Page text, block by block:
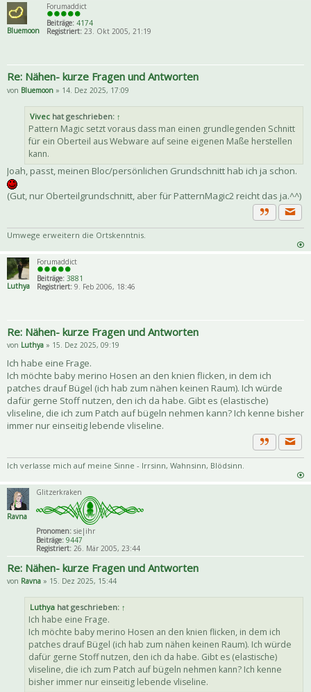
Bluemoon
Forumaddict
Beiträge: 4174
Registriert: 23. Okt 2005, 21:19
Re: Nähen- kurze Fragen und Antworten
von Bluemoon » 14. Dez 2025, 17:09
Vivec hat geschrieben: ↑
Pattern Magic setzt voraus dass man einen grundlegenden Schnitt
für ein Oberteil aus Webware auf seine eigenen Maße herstellen
kann.
Joah, passt, meinen Bloc/persönlichen Grundschnitt hab ich ja schon.
(Gut, nur Oberteilgrundschnitt, aber für PatternMagic2 reicht das ja.^^)
Zitat
Umwege erweitern die Ortskenntnis.
Luthya
Forumaddict
Beiträge: 3881
Registriert: 9. Feb 2006, 18:46
Re: Nähen- kurze Fragen und Antworten
von Luthya » 15. Dez 2025, 09:19
Ich habe eine Frage.
Ich möchte baby merino Hosen an den knien flicken, in dem ich
patches drauf Bügel (ich hab zum nähen keinen Raum). Ich würde
dafür gerne Stoff nutzen, den ich da habe. Gibt es (elastische)
vliseline, die ich zum Patch auf bügeln nehmen kann? Ich kenne bisher
immer nur einseitig lebende vliseline.
Zitat
Ich verlasse mich auf meine Sinne - Irrsinn, Wahnsinn, Blödsinn.
Ravna
Glitzerkraken
Pronomen: sie|ihr
Beiträge: 9447
Registriert: 26. Mär 2005, 23:44
Re: Nähen- kurze Fragen und Antworten
von Ravna » 15. Dez 2025, 15:44
Luthya hat geschrieben: ↑
Ich habe eine Frage.
Ich möchte baby merino Hosen an den knien flicken, in dem ich
patches drauf Bügel (ich hab zum nähen keinen Raum). Ich würde
dafür gerne Stoff nutzen, den ich da habe. Gibt es (elastische)
vliseline, die ich zum Patch auf bügeln nehmen kann? Ich kenne
bisher immer nur einseitig lebende vliseline.